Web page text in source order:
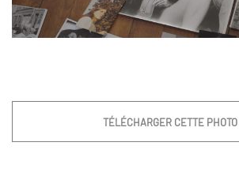
TÉLÉCHARGER CETTE PHOTO